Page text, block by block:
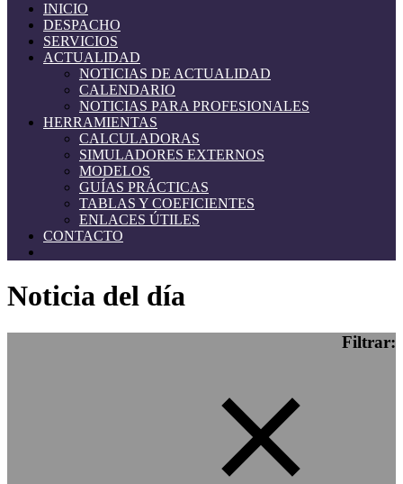
INICIO
DESPACHO
SERVICIOS
ACTUALIDAD
NOTICIAS DE ACTUALIDAD
CALENDARIO
NOTICIAS PARA PROFESIONALES
HERRAMIENTAS
CALCULADORAS
SIMULADORES EXTERNOS
MODELOS
GUÍAS PRÁCTICAS
TABLAS Y COEFICIENTES
ENLACES ÚTILES
CONTACTO
Noticia del día
Filtrar: